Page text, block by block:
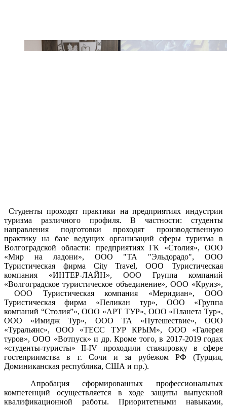
Студенты проходят практики на предприятиях индустрии
туризма различного профиля. В частности: студенты
направления подготовки проходят производственную
практику на базе ведущих организаций сферы туризма в
Волгоградской области: предприятиях ГК «Столия», ООО
«Мир на ладони», ООО "ТА "Эльдорадо", ООО
Туристическая фирма City Travel, ООО Туристическая
компания «ИНТЕР-ЛАЙН», ООО Группа компаний
«Волгоградское туристическое объединение», ООО «Круиз»,
ООО Туристическая компания «Меридиан», ООО
Туристическая фирма «Пеликан тур», ООО «Группа
компаний “Столия”», ООО «АРТ ТУР», ООО «Планета Тур»,
ООО «Имидж Тур», ООО ТА «Путешествие», ООО
«Туральянс», ООО «ТЕСС ТУР КРЫМ», ООО «Галерея
туров», ООО «Вотпуск» и др. Кроме того, в 2017-2019 годах
«студенты-туристы» II-IV проходили стажировку в сфере
гостеприимства в г. Сочи и за рубежом РФ (Турция,
Доминиканская республика, США и пр.).
Апробация сформированных профессиональных
компетенций осуществляется в ходе защиты выпускной
квалификационной работы. Приоритетными навыками,